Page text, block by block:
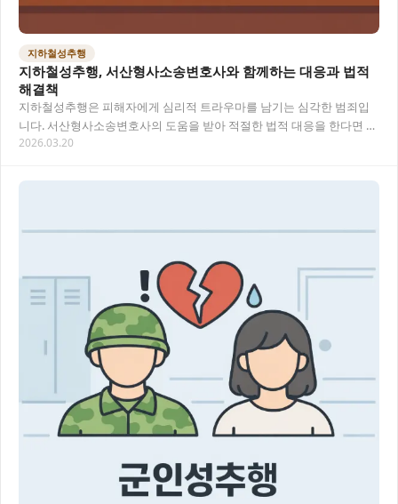
지하철성추행
지하철성추행, 서산형사소송변호사와 함께하는 대응과 법적
해결책
지하철성추행은 피해자에게 심리적 트라우마를 남기는 심각한 범죄입
니다. 서산형사소송변호사의 도움을 받아 적절한 법적 대응을 한다면 피
해 회복과 가해자 처벌이 가능해요. 이 글에서는…
2026.03.20